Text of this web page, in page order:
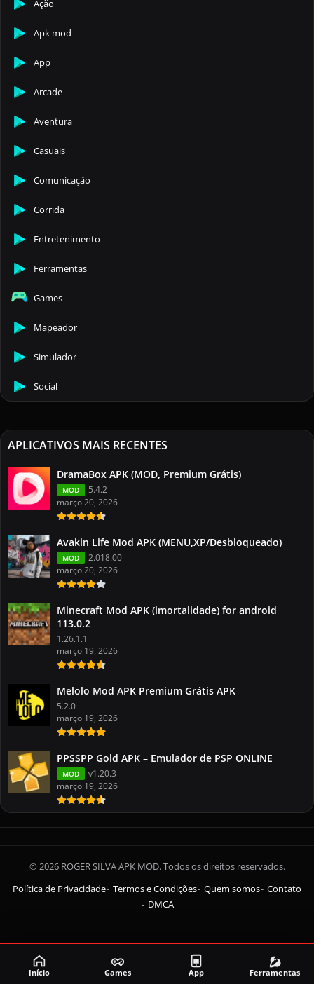
Ação
Apk mod
App
Arcade
Aventura
Casuais
Comunicação
Corrida
Entretenimento
Ferramentas
Games
Mapeador
Simulador
Social
APLICATIVOS MAIS RECENTES
DramaBox APK (MOD, Premium Grátis)
MOD
5.4.2
março 20, 2026
Avakin Life Mod APK (MENU,XP/Desbloqueado)
MOD
2.018.00
março 20, 2026
Minecraft Mod APK (imortalidade) for android
113.0.2
1.26.1.1
março 19, 2026
Melolo Mod APK Premium Grátis APK
5.2.0
março 19, 2026
PPSSPP Gold APK – Emulador de PSP ONLINE
MOD
v1.20.3
março 19, 2026
© 2026 ROGER SILVA APK MOD. Todos os direitos reservados.
Política de Privacidade Termos e Condições Quem somos Contato
DMCA
Início Games App Ferramentas